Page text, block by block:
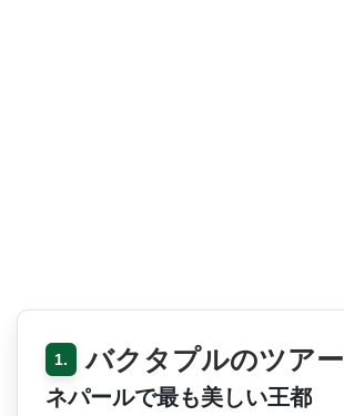
1. バクタプルのツアー
ネパールで最も美しい王都